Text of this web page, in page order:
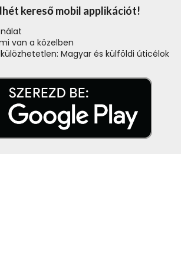
kereső mobil applikációt!
van a közelben
Magyar és külföldi úticélok